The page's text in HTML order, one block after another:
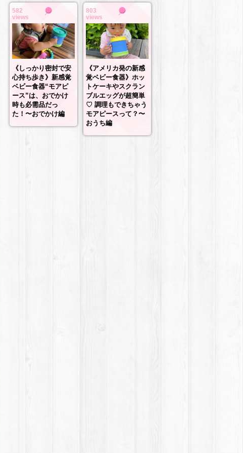
582
views
《しっかり密封で安
心持ち歩き》新感覚
ベビー食器“モアピ
ース”は、おでかけ
時も必需品だっ
た！〜おでかけ編
803
views
《アメリカ発の新感
覚ベビー食器》ホッ
トケーキやスクラン
ブルエッグが超簡単
♡ 調理もできちゃう
モアピースって？〜
おうち編